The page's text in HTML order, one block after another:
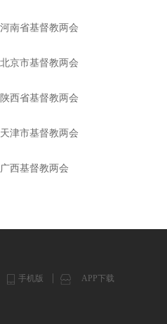
河南省基督教两会
北京市基督教两会
陕西省基督教两会
天津市基督教两会
广西基督教两会
手机版 APP下载